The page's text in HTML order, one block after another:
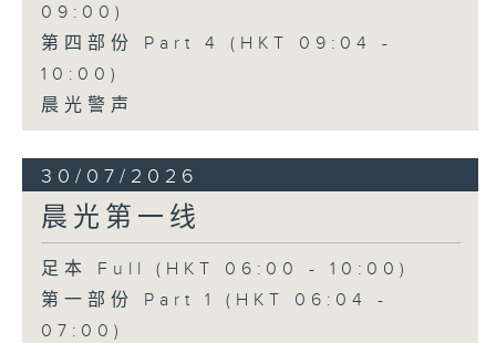
09:00)
第四部份 Part 4 (HKT 09:04 -
10:00)
晨光警声
30/07/2026
晨光第一线
足本 Full (HKT 06:00 - 10:00)
第一部份 Part 1 (HKT 06:04 -
07:00)